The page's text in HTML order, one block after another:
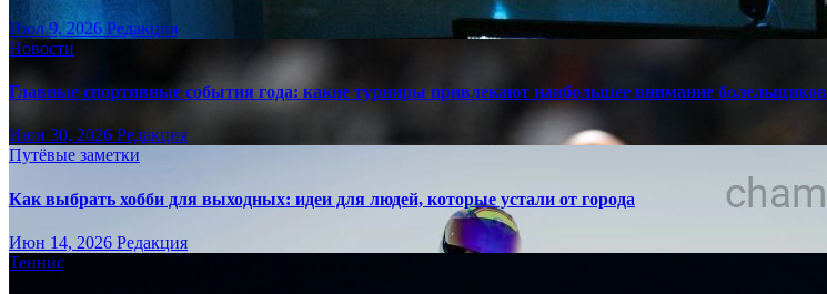
Июл 9, 2026 Редакция
Новости
Главные спортивные события года: какие турниры привлекают наибольшее внимание болельщиков
Июн 30, 2026 Редакция
Путёвые заметки
Как выбрать хобби для выходных: идеи для людей, которые устали от города
Июн 14, 2026 Редакция
Теннис